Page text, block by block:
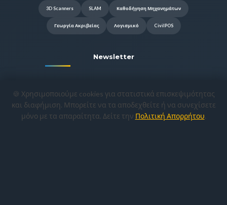
3D Scanners SLAM Καθοδήγηση Μηχανημάτων
Γεωργία Ακριβείας Λογισμικό CivilPOS
Newsletter
προσφορές και τα νέα προϊόντα μας.
🍪 Χρησιμοποιούμε cookies για στατιστικά επισκεψιμότητας
και διαφήμιση. Μπορείτε να τα αποδεχθείτε ή να συνεχίσετε
μόνο με τα απαραίτητα. Δείτε την Πολιτική Απορρήτου.